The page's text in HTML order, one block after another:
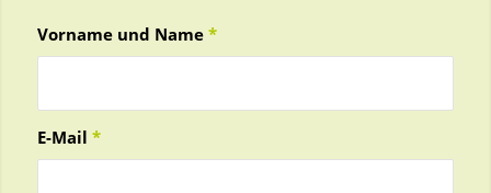
Vorname und Name *
E-Mail *